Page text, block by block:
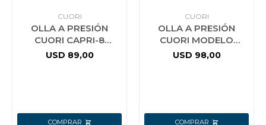
CUORI
OLLA A PRESIÓN
CUORI CAPRI-8
ACERO INOX.
USD 89,00
CUORI
OLLA A PRESIÓN
CUORI MODELO
RAPID-7
USD 98,00